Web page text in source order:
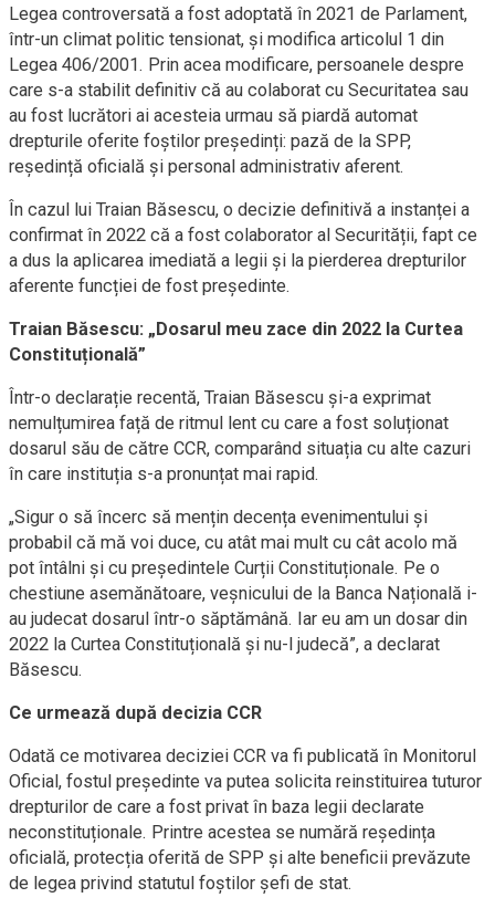
Legea controversată a fost adoptată în 2021 de Parlament,
într-un climat politic tensionat, și modifica articolul 1 din
Legea 406/2001. Prin acea modificare, persoanele despre
care s-a stabilit definitiv că au colaborat cu Securitatea sau
au fost lucrători ai acesteia urmau să piardă automat
drepturile oferite foștilor președinți: pază de la SPP,
reședință oficială și personal administrativ aferent.
În cazul lui Traian Băsescu, o decizie definitivă a instanței a
confirmat în 2022 că a fost colaborator al Securității, fapt ce
a dus la aplicarea imediată a legii și la pierderea drepturilor
aferente funcției de fost președinte.
Traian Băsescu: „Dosarul meu zace din 2022 la Curtea
Constituțională”
Într-o declarație recentă, Traian Băsescu și-a exprimat
nemulțumirea față de ritmul lent cu care a fost soluționat
dosarul său de către CCR, comparând situația cu alte cazuri
în care instituția s-a pronunțat mai rapid.
„Sigur o să încerc să mențin decența evenimentului și
probabil că mă voi duce, cu atât mai mult cu cât acolo mă
pot întâlni și cu președintele Curții Constituționale. Pe o
chestiune asemănătoare, veșnicului de la Banca Națională i-
au judecat dosarul într-o săptămână. Iar eu am un dosar din
2022 la Curtea Constituțională și nu-l judecă”, a declarat
Băsescu.
Ce urmează după decizia CCR
Odată ce motivarea deciziei CCR va fi publicată în Monitorul
Oficial, fostul președinte va putea solicita reinstituirea tuturor
drepturilor de care a fost privat în baza legii declarate
neconstituționale. Printre acestea se numără reședința
oficială, protecția oferită de SPP și alte beneficii prevăzute
de legea privind statutul foștilor șefi de stat.